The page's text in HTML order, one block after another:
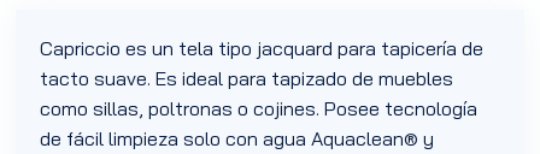
Capriccio es un tela tipo jacquard para tapicería de
tacto suave. Es ideal para tapizado de muebles
como sillas, poltronas o cojines. Posee tecnología
de fácil limpieza solo con agua Aquaclean® y